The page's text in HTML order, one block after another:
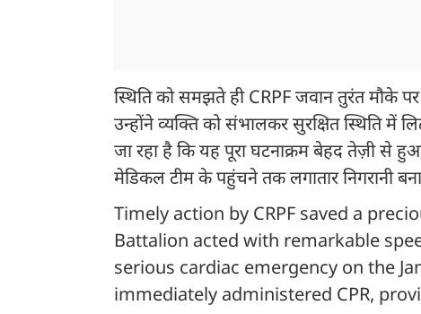
स्थिति को समझते ही CRPF जवान तुरंत मौके
उन्होंने व्यक्ति को संभालकर सुरक्षित स्थिति में
जा रहा है कि यह पूरा घटनाक्रम बेहद तेज़ी से
मेडिकल टीम के पहुंचने तक लगातार निगरानी
Timely action by CRPF saved a
Battalion acted with remarkable
serious cardiac emergency on the
immediately administered CPR,